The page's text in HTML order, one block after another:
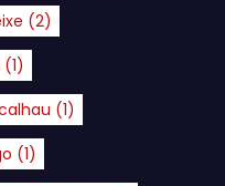
(2)
(1)
(1)
(1)